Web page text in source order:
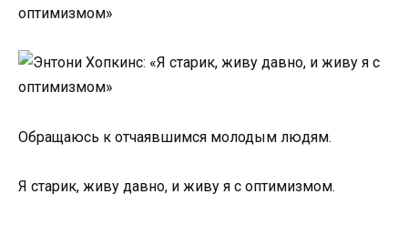
оптимизмом»
Обращаюсь к отчаявшимся молодым людям.
Я старик, живу давно, и живу я с оптимизмом.